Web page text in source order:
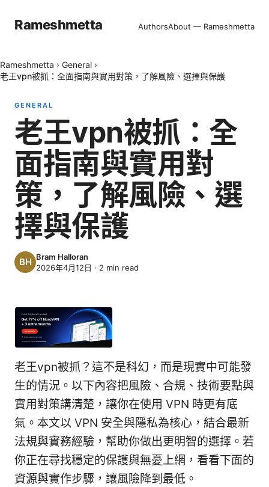
Rameshmetta AuthorsAbout — Rameshmetta
Rameshmetta › General ›
老王vpn被抓：全面指南與實用對策，了解風險、選擇與保護
GENERAL
老王vpn被抓：全
面指南與實用對
策，了解風險、選
擇與保護
Bram Halloran
2026年4月12日 · 2 min read
老王vpn被抓？這不是科幻，而是現實中可能發
生的情況。以下內容把風險、合規、技術要點與
實用對策講清楚，讓你在使用 VPN 時更有底
氣。本文以 VPN 安全與隱私為核心，結合最新
法規與實務經驗，幫助你做出更明智的選擇。若
你正在尋找穩定的保護與無憂上網，看看下面的
資源與實作步驟，讓風險降到最低。